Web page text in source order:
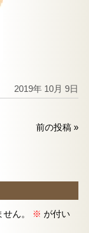
2019年 10月 9日
前の投稿 »
ん。 ※ が付い